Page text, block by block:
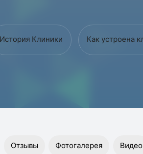
История Клиники Как устроена
Отзывы Фотогалерея Видео